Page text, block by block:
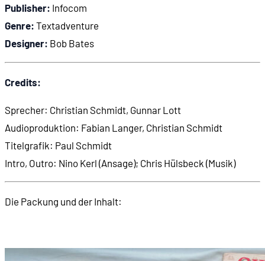
Publisher: Infocom
Genre: Textadventure
Designer: Bob Bates
Credits:
Sprecher: Christian Schmidt, Gunnar Lott
Audioproduktion: Fabian Langer, Christian Schmidt
Titelgrafik: Paul Schmidt
Intro, Outro: Nino Kerl (Ansage); Chris Hülsbeck (Musik)
Die Packung und der Inhalt: